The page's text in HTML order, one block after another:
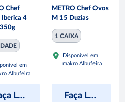
Chef
Iberica 4
em
Albufeira
Faça Login para ver preço
METRO Chef Ovos
M 15 Duzias
1 CAIXA
Disponível em
makro Albufeira
Faça Login para ver preço